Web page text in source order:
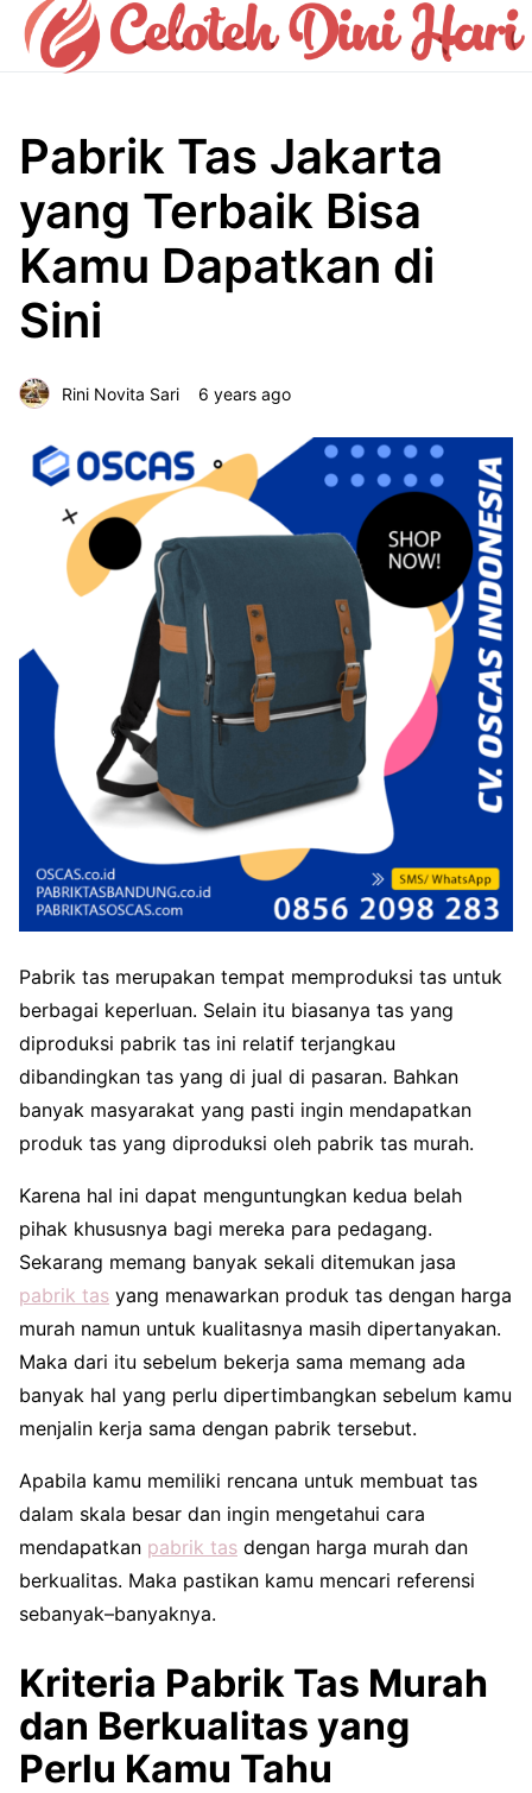
Pabrik Tas Jakarta
yang Terbaik Bisa
Kamu Dapatkan di
Sini
Rini Novita Sari 6 years ago
Pabrik tas merupakan tempat memproduksi tas untuk
berbagai keperluan. Selain itu biasanya tas yang
diproduksi pabrik tas ini relatif terjangkau
dibandingkan tas yang di jual di pasaran. Bahkan
banyak masyarakat yang pasti ingin mendapatkan
produk tas yang diproduksi oleh pabrik tas murah.
Karena hal ini dapat menguntungkan kedua belah
pihak khususnya bagi mereka para pedagang.
Sekarang memang banyak sekali ditemukan jasa
pabrik tas yang menawarkan produk tas dengan harga
murah namun untuk kualitasnya masih dipertanyakan.
Maka dari itu sebelum bekerja sama memang ada
banyak hal yang perlu dipertimbangkan sebelum kamu
menjalin kerja sama dengan pabrik tersebut.
Apabila kamu memiliki rencana untuk membuat tas
dalam skala besar dan ingin mengetahui cara
mendapatkan pabrik tas dengan harga murah dan
berkualitas. Maka pastikan kamu mencari referensi
sebanyak–banyaknya.
Kriteria Pabrik Tas Murah
dan Berkualitas yang
Perlu Kamu Tahu